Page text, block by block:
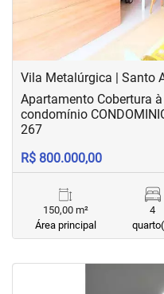
Vila Metalúrgica | Santo
Apartamento Cobertura
condomínio
267
R$ 800.000,00
150,00 m²
Área principal
4